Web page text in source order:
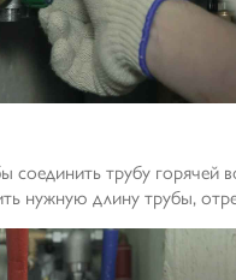
соединить трубу горячей
нужную длину трубы,